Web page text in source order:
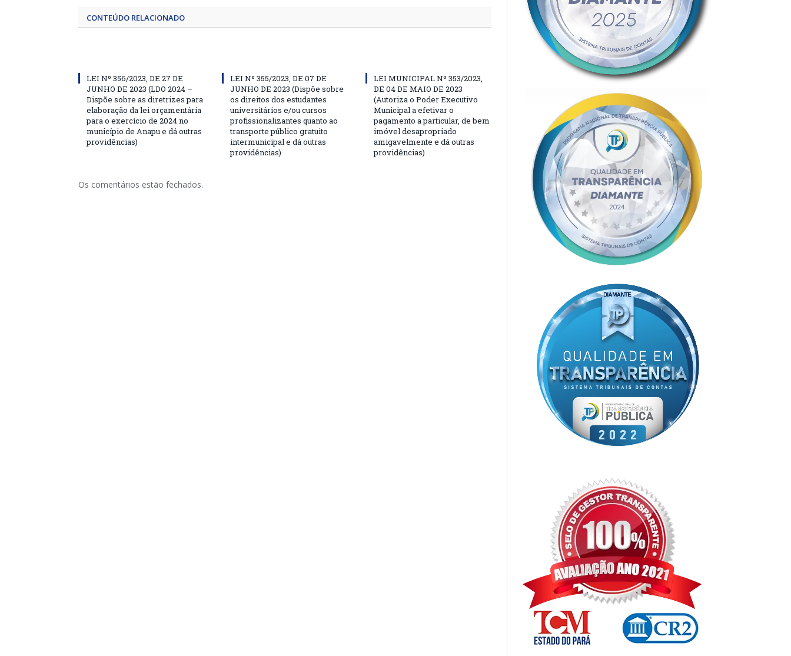
CONTEÚDO RELACIONADO
LEI Nº 356/2023, DE 27 DE
JUNHO DE 2023 (LDO 2024 –
Dispõe sobre as diretrizes para
elaboração da lei orçamentária
para o exercício de 2024 no
município de Anapu e dá outras
providências)
LEI Nº 355/2023, DE 07 DE
JUNHO DE 2023 (Dispõe sobre
os direitos dos estudantes
universitários e/ou cursos
profissionalizantes quanto ao
transporte público gratuito
intermunicipal e dá outras
providências)
LEI MUNICIPAL Nº 353/2023,
DE 04 DE MAIO DE 2023
(Autoriza o Poder Executivo
Municipal a efetivar o
pagamento a particular, de bem
imóvel desapropriado
amigavelmente e dá outras
providências)
Os comentários estão fechados.